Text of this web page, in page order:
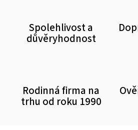
Spolehlivost a
důvěryhodnost
Rodinná firma na
trhu od roku 1990